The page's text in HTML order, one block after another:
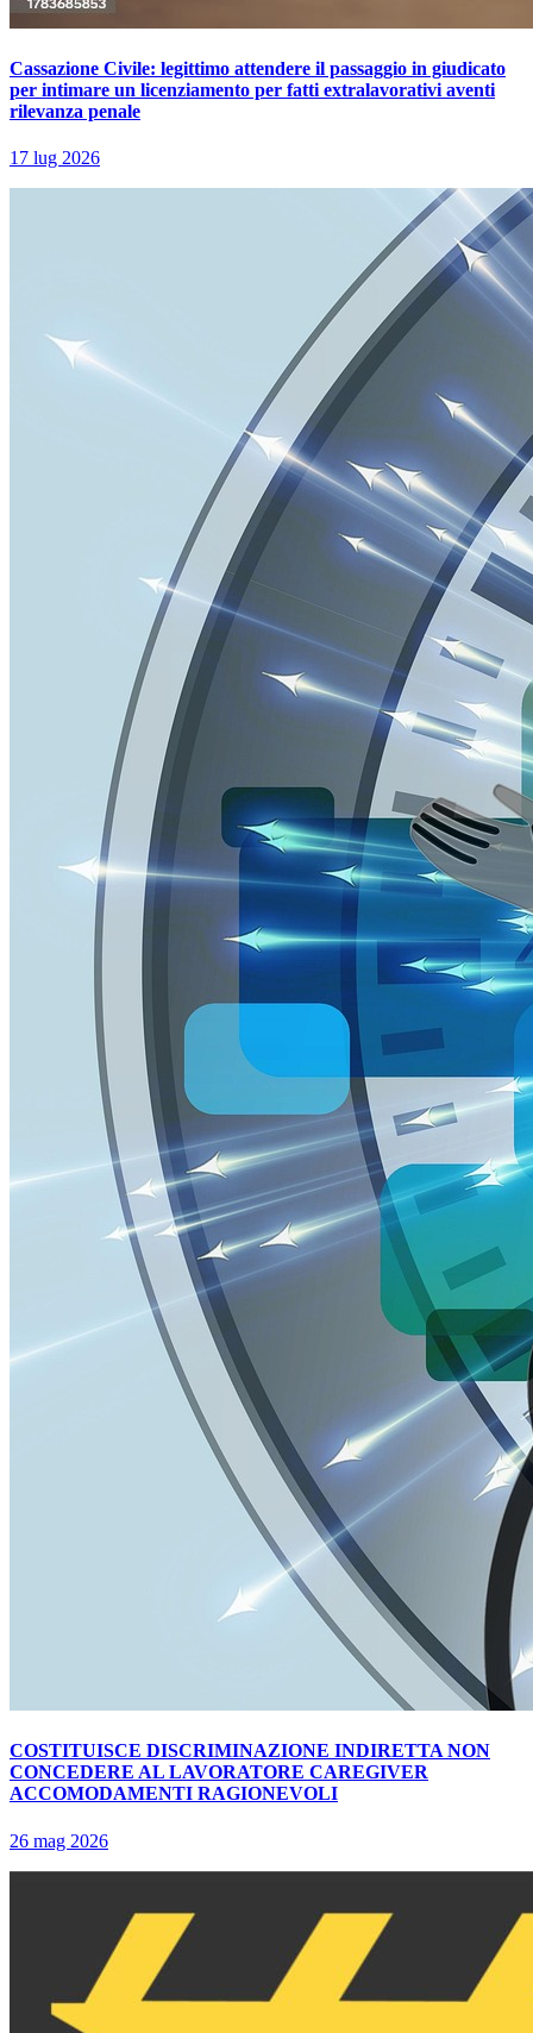
Cassazione Civile: legittimo attendere il passaggio in giudicato
per intimare un licenziamento per fatti extralavorativi aventi
rilevanza penale
17 lug 2026
COSTITUISCE DISCRIMINAZIONE INDIRETTA NON
CONCEDERE AL LAVORATORE CAREGIVER
ACCOMODAMENTI RAGIONEVOLI
26 mag 2026